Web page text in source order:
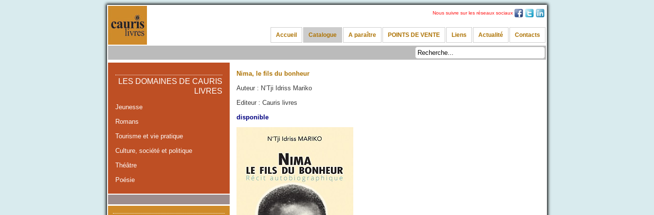
Nous suivre sur les réseaux sociaux
Accueil Catalogue A paraître POINTS DE VENTE Liens Actualité Contacts
LES DOMAINES DE CAURIS
LIVRES
Jeunesse
Romans
Tourisme et vie pratique
Culture, société et politique
Théâtre
Poésie
Nima, le fils du bonheur
Auteur : N’Tji Idriss Mariko
Editeur : Cauris livres
disponible